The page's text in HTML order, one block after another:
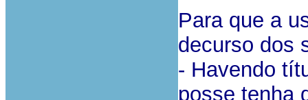
Para que a
decurso dos
- Havendo
posse tenha